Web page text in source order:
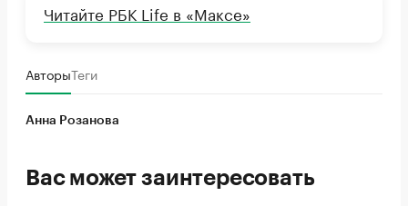
Читайте РБК Life в «Максе»
АвторыТеги
Анна Розанова
Вас может заинтересовать